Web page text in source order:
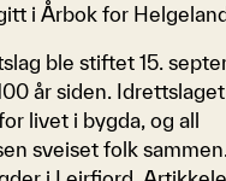
i Årbok for
ble stiftet 15.
år siden.
livet i bygda, og all
sveiset folk